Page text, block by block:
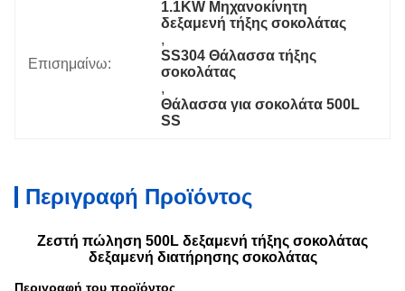
Επισημαίνω:
1.1KW Μηχανοκίνητη
δεξαμενή τήξης σοκολάτας
,
SS304 Θάλασσα τήξης
σοκολάτας
,
Θάλασσα για σοκολάτα 500L
SS
Περιγραφή Προϊόντος
Ζεστή πώληση 500L δεξαμενή τήξης σοκολάτας
δεξαμενή διατήρησης σοκολάτας
Περιγραφή του προϊόντος